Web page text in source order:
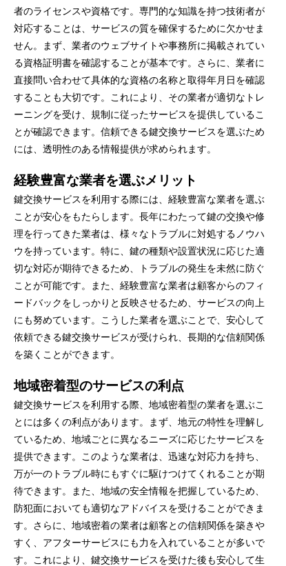
者のライセンスや資格です。専門的な知識を持つ技術者が
対応することは、サービスの質を確保するために欠かせま
せん。まず、業者のウェブサイトや事務所に掲載されてい
る資格証明書を確認することが基本です。さらに、業者に
直接問い合わせて具体的な資格の名称と取得年月日を確認
することも大切です。これにより、その業者が適切なトレ
ーニングを受け、規制に従ったサービスを提供しているこ
とが確認できます。信頼できる鍵交換サービスを選ぶため
には、透明性のある情報提供が求められます。
経験豊富な業者を選ぶメリット
鍵交換サービスを利用する際には、経験豊富な業者を選ぶ
ことが安心をもたらします。長年にわたって鍵の交換や修
理を行ってきた業者は、様々なトラブルに対処するノウハ
ウを持っています。特に、鍵の種類や設置状況に応じた適
切な対応が期待できるため、トラブルの発生を未然に防ぐ
ことが可能です。また、経験豊富な業者は顧客からのフィ
ードバックをしっかりと反映させるため、サービスの向上
にも努めています。こうした業者を選ぶことで、安心して
依頼できる鍵交換サービスが受けられ、長期的な信頼関係
を築くことができます。
地域密着型のサービスの利点
鍵交換サービスを利用する際、地域密着型の業者を選ぶこ
とには多くの利点があります。まず、地元の特性を理解し
ているため、地域ごとに異なるニーズに応じたサービスを
提供できます。このような業者は、迅速な対応力を持ち、
万が一のトラブル時にもすぐに駆けつけてくれることが期
待できます。また、地域の安全情報を把握しているため、
防犯面においても適切なアドバイスを受けることができま
す。さらに、地域密着の業者は顧客との信頼関係を築きや
すく、アフターサービスにも力を入れていることが多いで
す。これにより、鍵交換サービスを受けた後も安心して生